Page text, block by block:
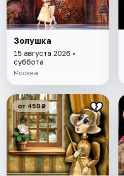
Золушка
15 августа 2026 •
суббота
Москва
от 450 ₽